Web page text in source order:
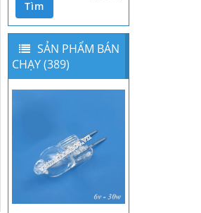
Tìm
SẢN PHẨM BÁN
CHẠY (389)